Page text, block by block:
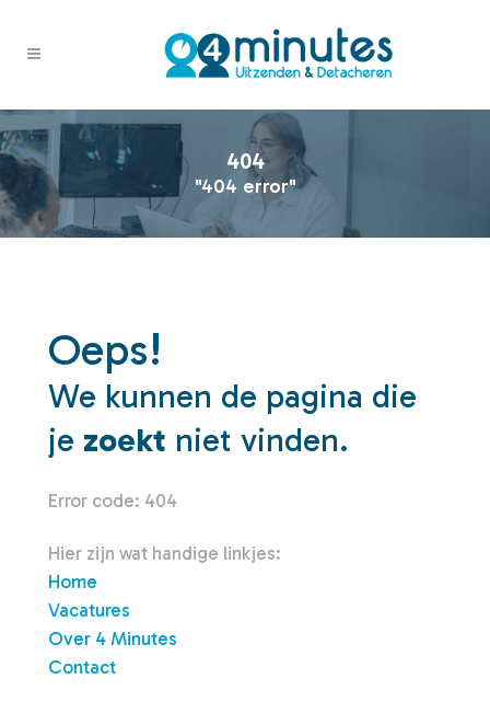
404
"404 error"
Oeps!
We kunnen de pagina die
je zoekt niet vinden.
Error code: 404
Hier zijn wat handige linkjes:
Home
Vacatures
Over 4 Minutes
Contact